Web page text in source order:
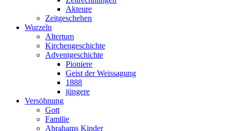
Akteure
Zeitgeschehen
Wurzeln
Altertum
Kirchengeschichte
Adventgeschichte
Pioniere
Geist der Weissagung
1888
jüngere
Versöhnung
Gott
Familie
Abrahams Kinder